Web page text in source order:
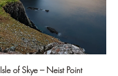
Isle of Skye – Neist Point